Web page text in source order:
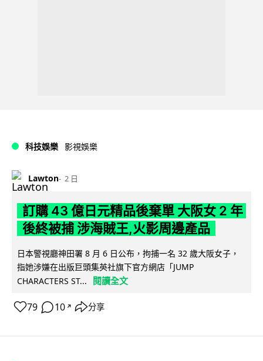
科技娛樂 影視娛樂
Lawton 2 日
訂購 43 億日元精品後棄單 大阪女 2 年
後終被捕 涉海賊王,火影周邊產品
日本警視廳神田署 8 月 6 日公布，拘捕一名 32 歲大阪女子，
指她涉嫌在出版巨頭集英社旗下官方網店「JUMP
CHARACTERS ST...
閱讀全文
79 10 ↗ 分享